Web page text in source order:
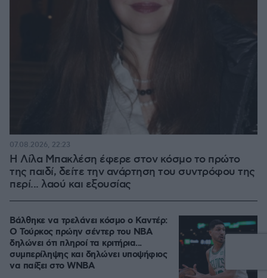
Η Λίλα Μπακλέση έφερε στον κόσμο το πρώτο
της παιδί, δείτε την ανάρτηση του συντρόφου της
περί... λαού και εξουσίας
07.08.2026, 22:23
Βάλθηκε να τρελάνει κόσμο ο Καντέρ:
Ο Τούρκος πρώην σέντερ του NBA
δηλώνει ότι πληροί τα κριτήρια...
συμπερίληψης και δηλώνει υποψήφιος
να παίξει στο WNBA